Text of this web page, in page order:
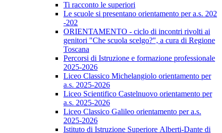
Ti racconto le superiori
Le scuole si presentano orientamento per a.s. 202
-202
ORIENTAMENTO - ciclo di incontri rivolti ai
genitori "Che scuola scelgo?", a cura di Regione
Toscana
Percorsi di Istruzione e formazione professionale
2025-2026
Liceo Classico Michelangiolo orientamento per
a.s. 2025-2026
Liceo Scientifico Castelnuovo orientamento per
a.s. 2025-2026
Liceo Classico Galileo orientamento per a.s.
2025-2026
Istituto di Istruzione Superiore Alberti-Dante di